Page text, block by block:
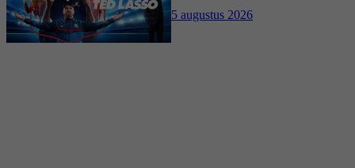
5 augustus 2026